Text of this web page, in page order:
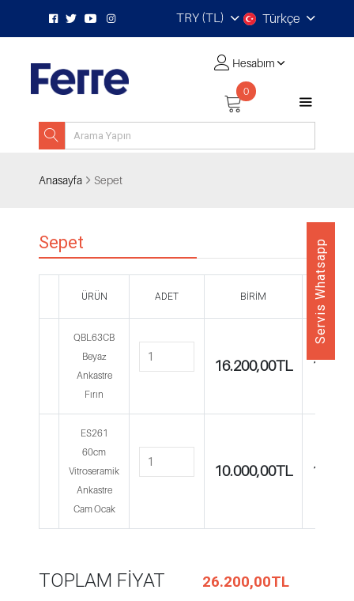
TRY (TL) Türkçe
Hesabım
0
Anasayfa Sepet
Sepet
ÜRÜN ADET BIRIM
QBL63CB
Beyaz
Ankastre
Fırın
16.200,00TL
ES261
60cm
Vitroseramik
Ankastre
Cam Ocak
10.000,00TL
TOPLAM FIYAT 26.200,00TL
Servis Whatsapp